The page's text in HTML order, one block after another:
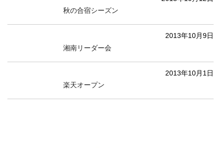
秋の合宿シーズン
2013年10月9日
湘南リーダー会
2013年10月1日
楽天オープン